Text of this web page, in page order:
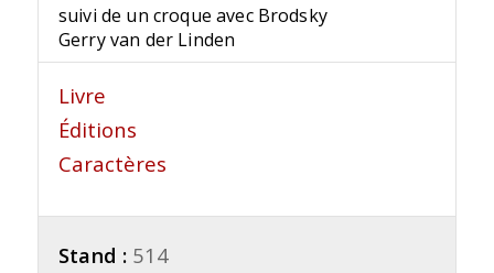
suivi de un croque avec Brodsky
Gerry van der Linden
Livre
Éditions
Caractères
Stand : 514